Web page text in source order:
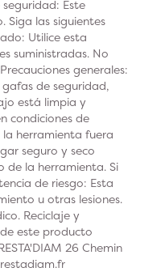
Este
Siga las siguientes
Utilice esta
suministradas. No
generales:
de seguridad,
está limpia y
condiciones de
herramienta fuera
seguro y seco
de la herramienta. Si
de riesgo: Esta
u otras lesiones.
Reciclaje y
este producto
26 Chemin